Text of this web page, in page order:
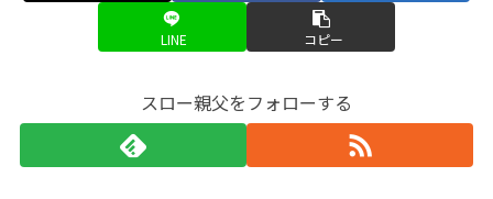
LINE コピー
スロー親父をフォローする